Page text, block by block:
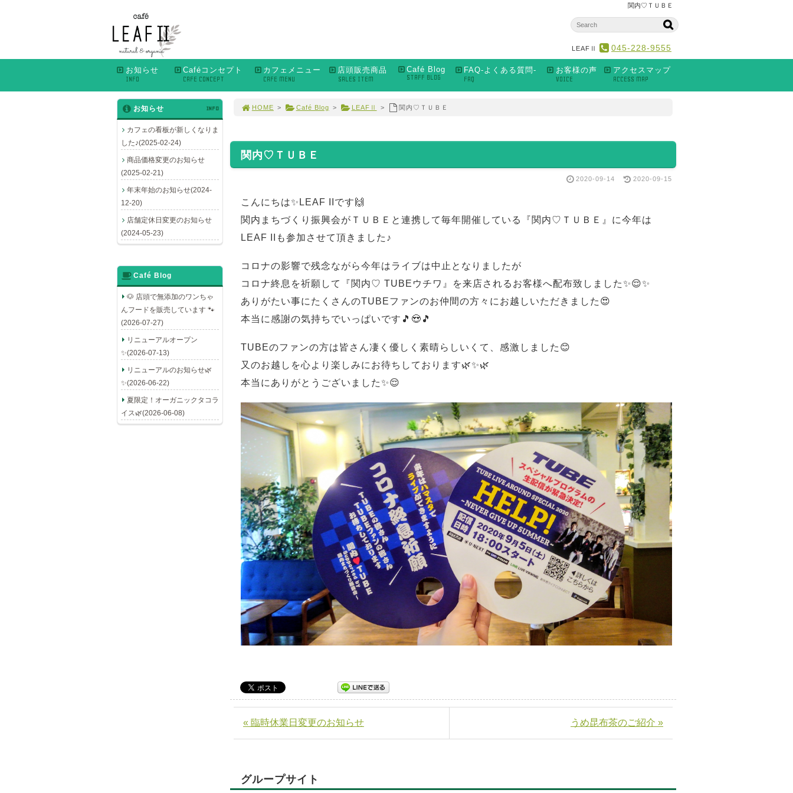
関内♡ＴＵＢＥ
LEAFⅡ 045-228-9555
お知らせ
INFO
Caféコンセプト
CAFE CONCEPT
カフェメニュー
CAFE MENU
店頭販売商品
SALES ITEM
Café Blog
STAFF BLOG
FAQ-よくある質問-
FAQ
お客様の声
VOICE
アクセスマップ
ACCESS MAP
HOME > Café Blog > LEAFⅡ > 関内♡ＴＵＢＥ
関内♡ＴＵＢＥ
2020-09-14 2020-09-15
こんにちは✨LEAF IIです🙌
関内まちづくり振興会がＴＵＢＥと連携して毎年開催している『関内♡ＴＵＢＥ』に今年は
LEAF IIも参加させて頂きました♪
コロナの影響で残念ながら今年はライブは中止となりましたが
コロナ終息を祈願して『関内♡ TUBEウチワ』を来店されるお客様へ配布致しました✨😌✨
ありがたい事にたくさんのTUBEファンのお仲間の方々にお越しいただきました😍
本当に感謝の気持ちでいっぱいです🎵😍🎵
TUBEのファンの方は皆さん凄く優しく素晴らしいくて、感激しました😊
又のお越しを心より楽しみにお待ちしております🌿✨🌿
本当にありがとうございました✨😌
« 臨時休業日変更のお知らせ うめ昆布茶のご紹介 »
グループサイト
お知らせ INFO
カフェの看板が新しくなりま
した♪(2025-02-24)
商品価格変更のお知らせ
(2025-02-21)
年末年始のお知らせ(2024-
12-20)
店舗定休日変更のお知らせ
(2024-05-23)
Café Blog
🐶 店頭で無添加のワンちゃ
んフードを販売しています 🐾
(2026-07-27)
リニューアルオープン
✨(2026-07-13)
リニューアルのお知らせ🌿
✨(2026-06-22)
夏限定！オーガニックタコラ
イス🌿(2026-06-08)